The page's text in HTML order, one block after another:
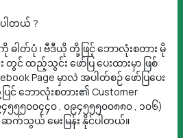
ါတယ် ?
ါတ်ပုံ ၊ ဗီဒီယို တို့ဖြင့် ဘောလုံးစတား မို
ထည့်သွင်း ဖော်ပြ ပေးထားမှာ ဖြစ်
Page မှာလဲ အပါတ်စဉ် ဖော်ပြပေး
ြင် ဘောလုံးစတား၏ Customer
၅၅၅၀၀၄၄၀ , ၀၉၄၅၅၅၀၀၈၈၀ , ၁၀၆)
ဆက်သွယ် မေးမြန်း နိုင်ပါတယ်။